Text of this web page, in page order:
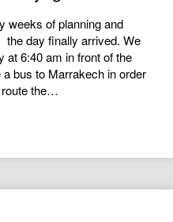
weeks of planning and
the day finally arrived. We
at 6:40 am in front of the
bus to Marrakech in order
route the…